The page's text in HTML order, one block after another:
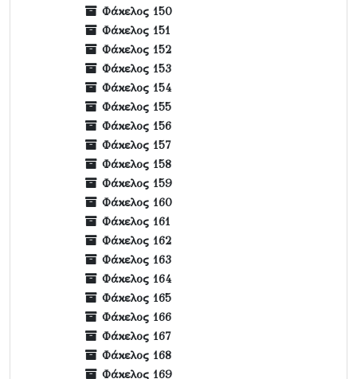
Φάκελος 150
Φάκελος 151
Φάκελος 152
Φάκελος 153
Φάκελος 154
Φάκελος 155
Φάκελος 156
Φάκελος 157
Φάκελος 158
Φάκελος 159
Φάκελος 160
Φάκελος 161
Φάκελος 162
Φάκελος 163
Φάκελος 164
Φάκελος 165
Φάκελος 166
Φάκελος 167
Φάκελος 168
Φάκελος 169